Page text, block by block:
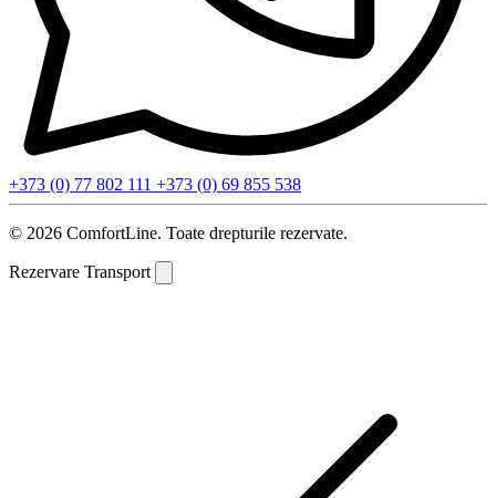
+373 (0) 77 802 111 +373 (0) 69 855 538
© 2026 ComfortLine. Toate drepturile rezervate.
Rezervare Transport